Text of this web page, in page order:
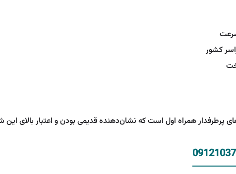
کشور
پرطرفدار همراه اول است که نشان‌دهنده قدیمی بودن و اعتبار بالای